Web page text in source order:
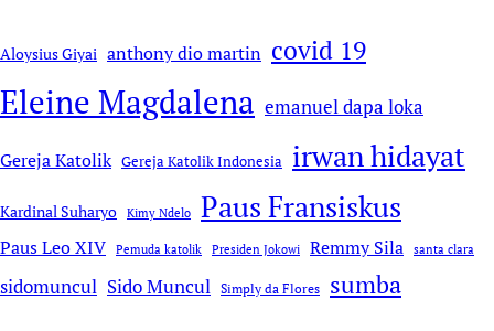
Aloysius Giyai anthony dio martin covid 19
Eleine Magdalena emanuel dapa loka
Gereja Katolik Gereja Katolik Indonesia irwan hidayat
Kardinal Suharyo Kimy Ndelo Paus Fransiskus
Paus Leo XIV Pemuda katolik Presiden Jokowi Remmy Sila santa clara
sidomuncul Sido Muncul Simply da Flores sumba